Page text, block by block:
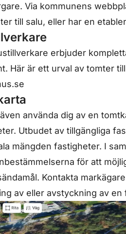
Via kommunens
till salu, eller har en
erbjuder
Här är ett urval av tomter
använda dig av en
Utbudet av tillgängliga
mängden fastigheter. I
för att
Kontakta
av eller avstyckning av en